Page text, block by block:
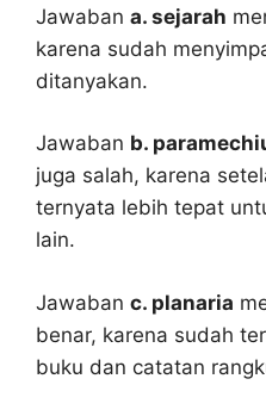
Jawaban a. sejarah
karena sudah
ditanyakan.
Jawaban b.
juga salah, karena
ternyata lebih tepat
lain.
Jawaban c. planaria
benar, karena sudah
buku dan catatan